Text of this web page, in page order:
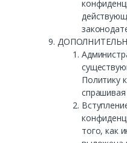
Политику
спрашивая
того, как